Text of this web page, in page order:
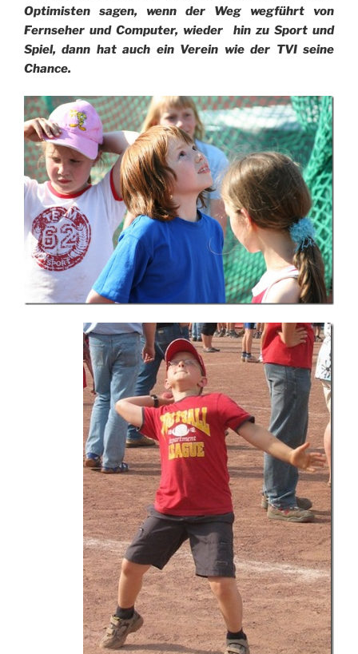
Optimisten sagen, wenn der Weg wegführt von
Fernseher und Computer, wieder hin zu Sport und
Spiel, dann hat auch ein Verein wie der TVI seine
Chance.